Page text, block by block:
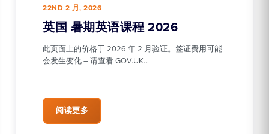
22ND 2 月, 2026
英国 暑期英语课程 2026
此页面上的价格于 2026 年 2 月验证。签证费用可能
会发生变化 – 请查看 GOV.UK…
阅读更多